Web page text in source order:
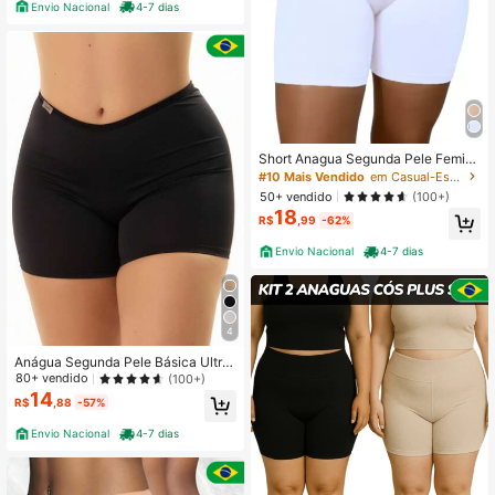
Envio Nacional 4-7 dias
4
Anágua Segunda Pele Básica Ultra
Comfort Casual-Confortável Casua
l-Esportivo Fofo-Doce Simples Cint
ura alta Não Enrola e Não Marca
80+ vendido (100+)
R$14 ,88 -57%
Envio Nacional 4-7 dias
Short Anagua Segunda Pele Femini
no Cintura Alta Não Marca Conforto
Usar Com Saia E Vestido Adulto
#10 Mais Vendido
em Casual-Esportivo Calções de alça femininos
50+ vendido
(100+)
R$18,99 -62%
Envio Nacional 4-7 dias